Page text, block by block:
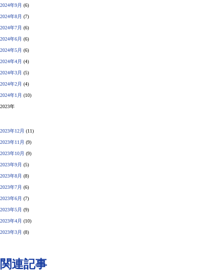
2024年9月 (6)
2024年8月 (7)
2024年7月 (6)
2024年6月 (6)
2024年5月 (6)
2024年4月 (4)
2024年3月 (5)
2024年2月 (4)
2024年1月 (10)
2023年
2023年12月 (11)
2023年11月 (9)
2023年10月 (9)
2023年9月 (5)
2023年8月 (8)
2023年7月 (6)
2023年6月 (7)
2023年5月 (9)
2023年4月 (10)
2023年3月 (8)
関連記事